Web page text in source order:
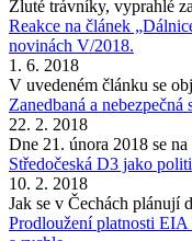
Žluté trávníky, vyprahlé
Reakce na článek
novinách V/2018.
1. 6. 2018
V uvedeném článku se
Zanedbaná a
22. 2. 2018
Dne 21. února 2018 se
Středočeská D3 jako
10. 2. 2018
Jak se v Čechách
Prodloužení platnosti EIA